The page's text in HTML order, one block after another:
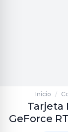
Inicio /
Tarjeta
GeForce